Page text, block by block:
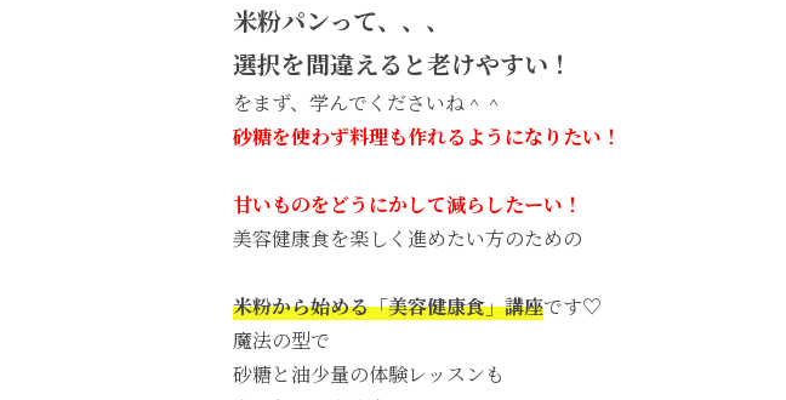
米粉パンって、、、
選択を間違えると老けやすい！
をまず、学んでくださいね＾＾
砂糖を使わず料理も作れるようになりたい！
甘いものをどうにかして減らしたーい！
美容健康食を楽しく進めたい方のための
米粉から始める「美容健康食」講座です♡
魔法の型で
砂糖と油少量の体験レッスンも